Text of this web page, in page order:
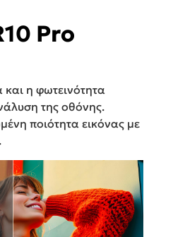
Pro
η φωτεινότητα
της οθόνης.
ποιότητα εικόνας με